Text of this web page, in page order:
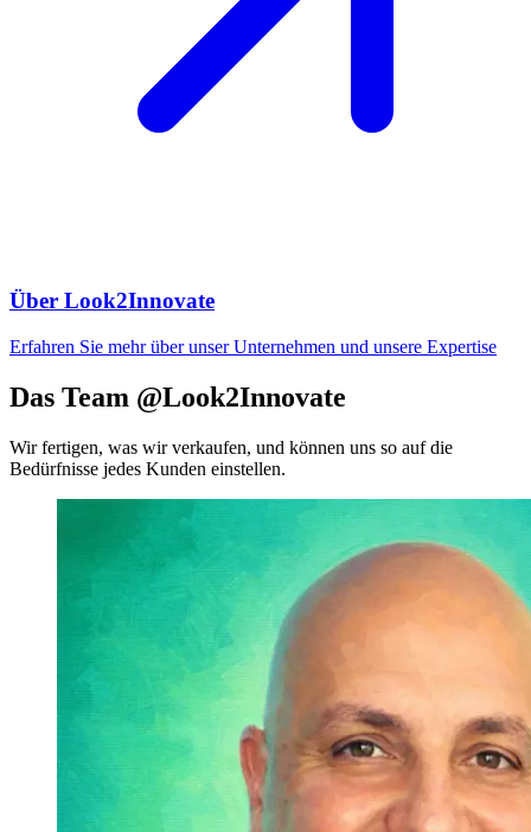
Über Look2Innovate
Erfahren Sie mehr über unser Unternehmen und unsere Expertise
Das Team @Look2Innovate
Wir fertigen, was wir verkaufen, und können uns so auf die
Bedürfnisse jedes Kunden einstellen.